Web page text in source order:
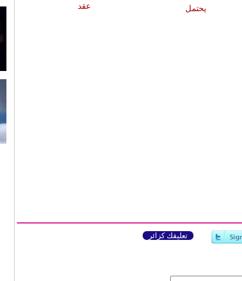
عقد يحتمل
تعليقك كزائر